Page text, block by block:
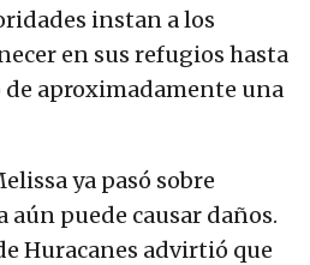
instan a los
en sus refugios hasta
de aproximadamente una
ya pasó sobre
aún puede causar daños.
Huracanes advirtió que